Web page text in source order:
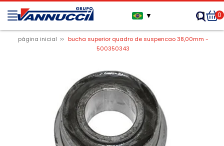
▼ 0
página inicial
bucha superior quadro de suspencao 38,00mm -
500350343